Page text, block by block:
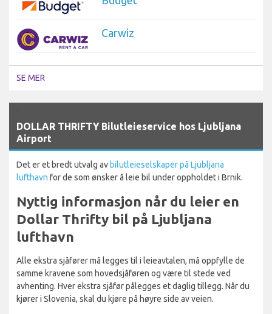
Carwiz
SE MER
DOLLAR THRIFTY Bilutleieservice hos Ljubljana
Airport
Det er et bredt utvalg avbilutleieselskaper på Ljubljana
lufthavn for de som ønsker å leie bil under oppholdet i Brnik.
Nyttig informasjon når du leier en
Dollar Thrifty bil på Ljubljana
lufthavn
Alle ekstra sjåfører må legges til i leieavtalen, må oppfylle de
samme kravene som hovedsjåføren og være til stede ved
avhenting. Hver ekstra sjåfør pålegges et daglig tillegg. Når du
kjører i Slovenia, skal du kjøre på høyre side av veien.